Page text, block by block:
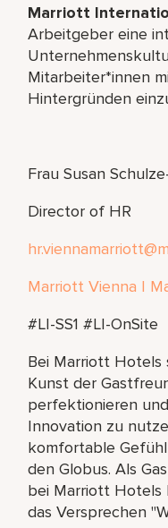
Marriott
Arbeitgeber eine
Mitarbeiter*innen
Hintergründen
Frau Susan
Director of HR
Marriott Vienna |
#LI-SS1 #LI-OnSite
Bei Marriott Hotels
Kunst der
perfektionieren
Innovation zu
komfortable
den Globus. Als
bei Marriott Hotels
das Versprechen